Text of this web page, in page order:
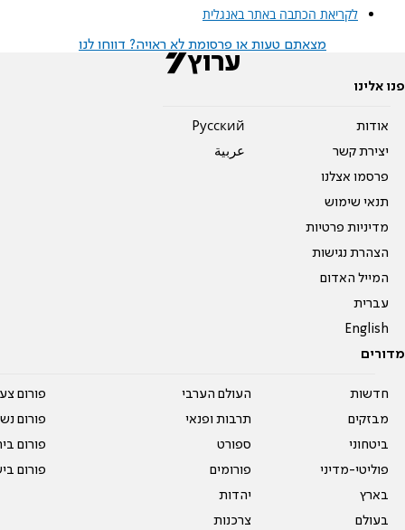
לקריאת הכתבה באתר באנגלית
מצאתם טעות או פרסומת לא ראויה? דווחו לנו
פנו אלינו
אודות
יצירת קשר
פרסמו אצלנו
תנאי שימוש
מדיניות פרטיות
הצהרת נגישות
המייל האדום
עברית
English
Pусский
عربية
מדורים
חדשות
מבזקים
ביטחוני
פוליטי-מדיני
בארץ
בעולם
העולם הערבי
תרבות ופנאי
ספורט
פורומים
יהדות
צרכנות
פורום
פורום
פורום
פורום